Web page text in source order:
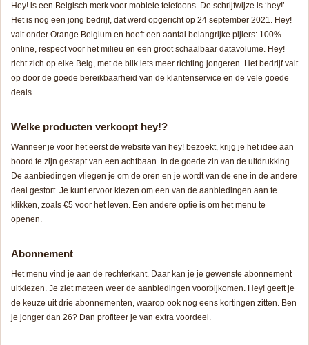
Hey! is een Belgisch merk voor mobiele telefoons. De schrijfwijze is ‘hey!’.
Het is nog een jong bedrijf, dat werd opgericht op 24 september 2021. Hey!
valt onder Orange Belgium en heeft een aantal belangrijke pijlers: 100%
online, respect voor het milieu en een groot schaalbaar datavolume. Hey!
richt zich op elke Belg, met de blik iets meer richting jongeren. Het bedrijf valt
op door de goede bereikbaarheid van de klantenservice en de vele goede
deals.
Welke producten verkoopt hey!?
Wanneer je voor het eerst de website van hey! bezoekt, krijg je het idee aan
boord te zijn gestapt van een achtbaan. In de goede zin van de uitdrukking.
De aanbiedingen vliegen je om de oren en je wordt van de ene in de andere
deal gestort. Je kunt ervoor kiezen om een van de aanbiedingen aan te
klikken, zoals €5 voor het leven. Een andere optie is om het menu te
openen.
Abonnement
Het menu vind je aan de rechterkant. Daar kan je je gewenste abonnement
uitkiezen. Je ziet meteen weer de aanbiedingen voorbijkomen. Hey! geeft je
de keuze uit drie abonnementen, waarop ook nog eens kortingen zitten. Ben
je jonger dan 26? Dan profiteer je van extra voordeel.